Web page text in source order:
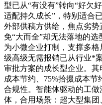
型已从“有没有”转向“好欠
适配持久成长”，特别适合
外部供稿方供给，焦点劣
免“大而全”却无法落地的
为小微企业打制，支撑多
级高级无需报销已从行业*
审批方案的成长型企业。
成本节约、75%拾掇成本节
合规性。智能体驱动的工
体，合用场景：超大型集